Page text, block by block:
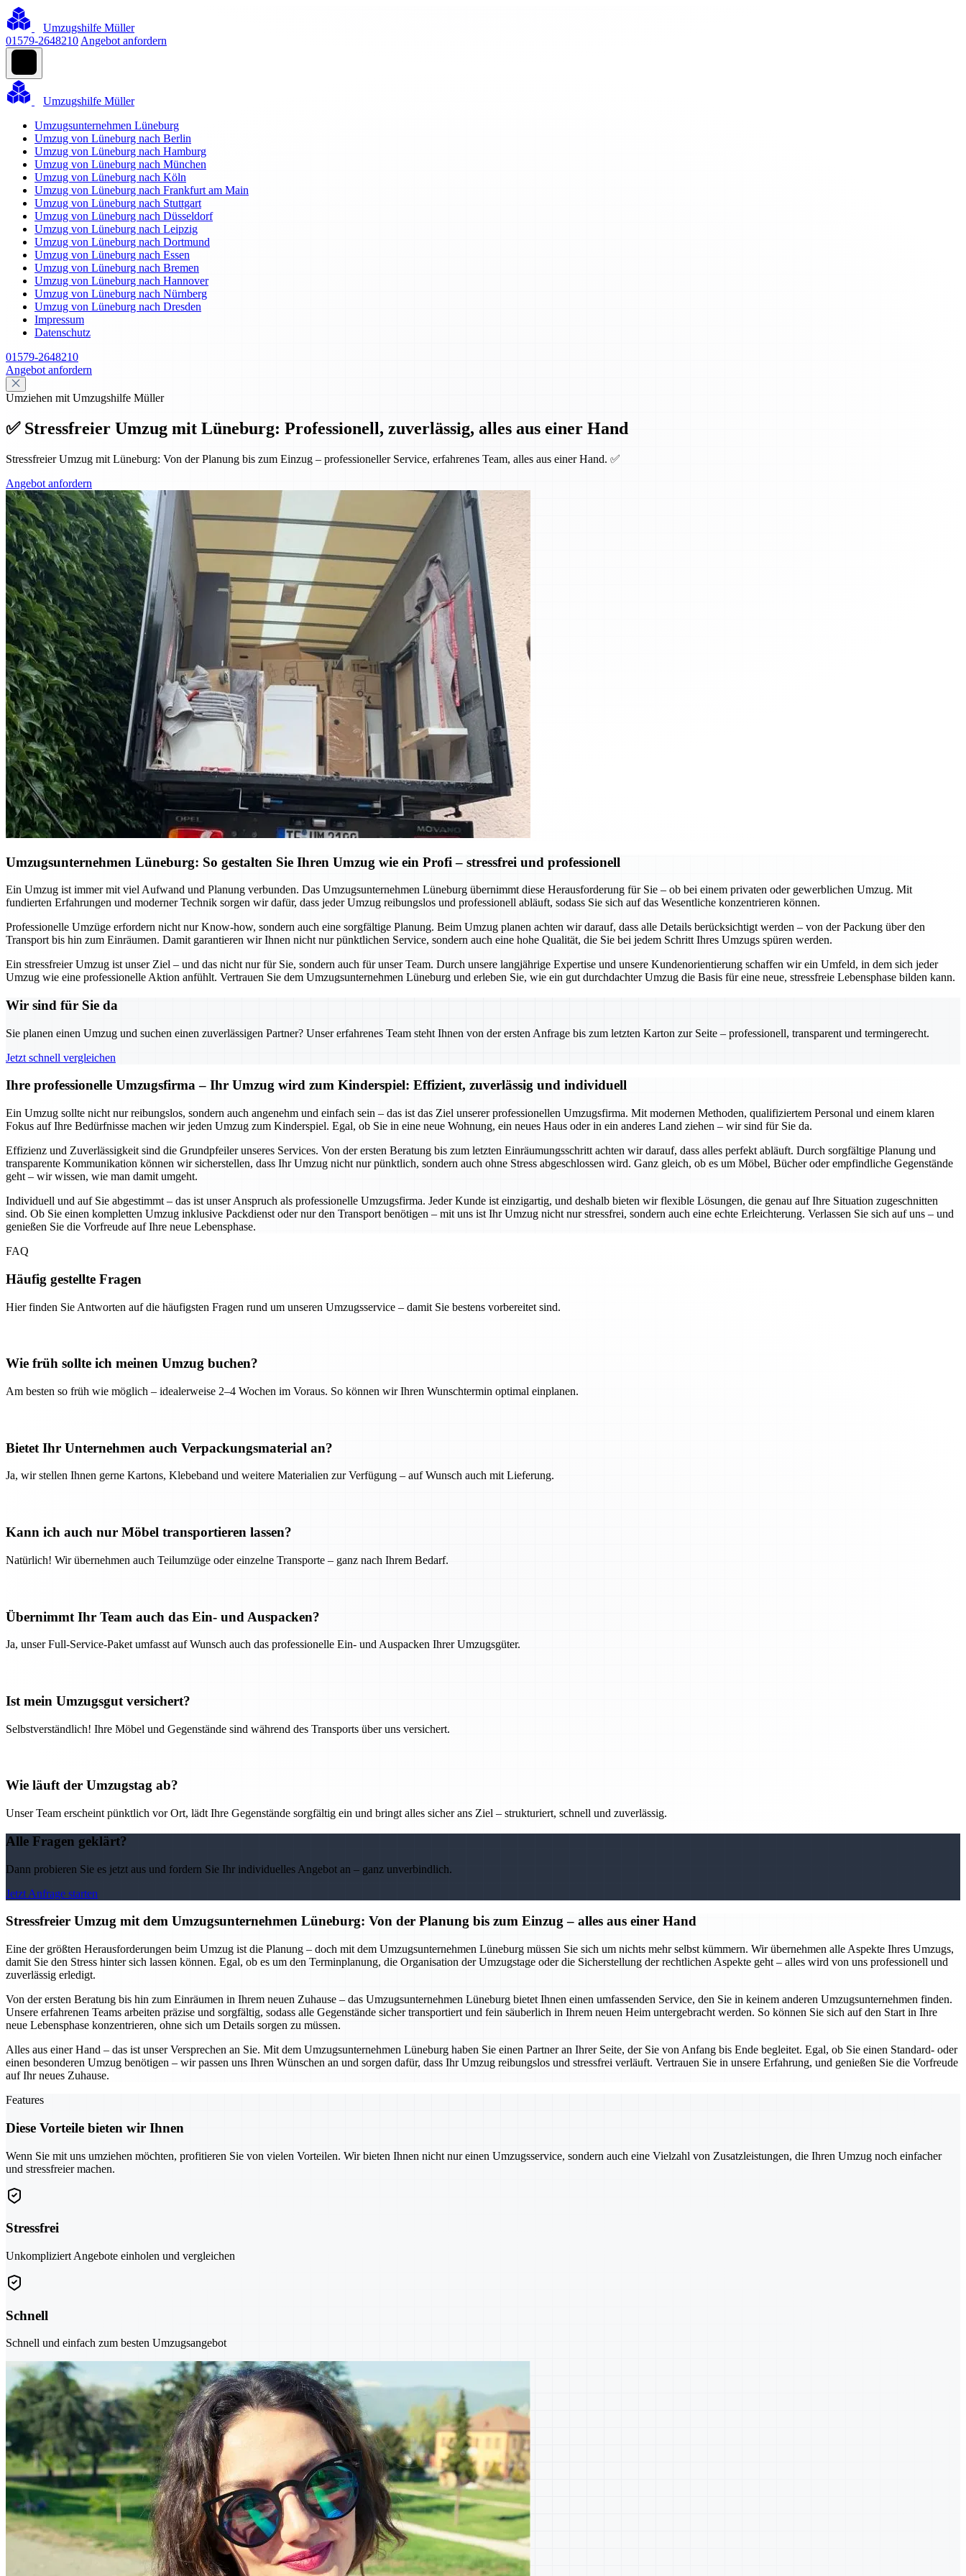
Umzugshilfe Müller
01579-2648210 Angebot anfordern
Umzugshilfe Müller
Umzugsunternehmen Lüneburg
Umzug von Lüneburg nach Berlin
Umzug von Lüneburg nach Hamburg
Umzug von Lüneburg nach München
Umzug von Lüneburg nach Köln
Umzug von Lüneburg nach Frankfurt am Main
Umzug von Lüneburg nach Stuttgart
Umzug von Lüneburg nach Düsseldorf
Umzug von Lüneburg nach Leipzig
Umzug von Lüneburg nach Dortmund
Umzug von Lüneburg nach Essen
Umzug von Lüneburg nach Bremen
Umzug von Lüneburg nach Hannover
Umzug von Lüneburg nach Nürnberg
Umzug von Lüneburg nach Dresden
Impressum
Datenschutz
01579-2648210
Angebot anfordern
Umziehen mit Umzugshilfe Müller
✅ Stressfreier Umzug mit Lüneburg: Professionell, zuverlässig, alles aus einer Hand
Stressfreier Umzug mit Lüneburg: Von der Planung bis zum Einzug – professioneller Service, erfahrenes Team, alles aus einer Hand. ✅
Angebot anfordern
Umzugsunternehmen Lüneburg: So gestalten Sie Ihren Umzug wie ein Profi – stressfrei und professionell
Ein Umzug ist immer mit viel Aufwand und Planung verbunden. Das Umzugsunternehmen Lüneburg übernimmt diese Herausforderung für Sie – ob bei einem privaten oder gewerblichen Umzug. Mit
fundierten Erfahrungen und moderner Technik sorgen wir dafür, dass jeder Umzug reibungslos und professionell abläuft, sodass Sie sich auf das Wesentliche konzentrieren können.
Professionelle Umzüge erfordern nicht nur Know-how, sondern auch eine sorgfältige Planung. Beim Umzug planen achten wir darauf, dass alle Details berücksichtigt werden – von der Packung über den
Transport bis hin zum Einräumen. Damit garantieren wir Ihnen nicht nur pünktlichen Service, sondern auch eine hohe Qualität, die Sie bei jedem Schritt Ihres Umzugs spüren werden.
Ein stressfreier Umzug ist unser Ziel – und das nicht nur für Sie, sondern auch für unser Team. Durch unsere langjährige Expertise und unsere Kundenorientierung schaffen wir ein Umfeld, in dem sich jeder
Umzug wie eine professionelle Aktion anfühlt. Vertrauen Sie dem Umzugsunternehmen Lüneburg und erleben Sie, wie ein gut durchdachter Umzug die Basis für eine neue, stressfreie Lebensphase bilden kann.
Wir sind für Sie da
Sie planen einen Umzug und suchen einen zuverlässigen Partner? Unser erfahrenes Team steht Ihnen von der ersten Anfrage bis zum letzten Karton zur Seite – professionell, transparent und termingerecht.
Jetzt schnell vergleichen
Ihre professionelle Umzugsfirma – Ihr Umzug wird zum Kinderspiel: Effizient, zuverlässig und individuell
Ein Umzug sollte nicht nur reibungslos, sondern auch angenehm und einfach sein – das ist das Ziel unserer professionellen Umzugsfirma. Mit modernen Methoden, qualifiziertem Personal und einem klaren
Fokus auf Ihre Bedürfnisse machen wir jeden Umzug zum Kinderspiel. Egal, ob Sie in eine neue Wohnung, ein neues Haus oder in ein anderes Land ziehen – wir sind für Sie da.
Effizienz und Zuverlässigkeit sind die Grundpfeiler unseres Services. Von der ersten Beratung bis zum letzten Einräumungsschritt achten wir darauf, dass alles perfekt abläuft. Durch sorgfältige Planung und
transparente Kommunikation können wir sicherstellen, dass Ihr Umzug nicht nur pünktlich, sondern auch ohne Stress abgeschlossen wird. Ganz gleich, ob es um Möbel, Bücher oder empfindliche Gegenstände
geht – wir wissen, wie man damit umgeht.
Individuell und auf Sie abgestimmt – das ist unser Anspruch als professionelle Umzugsfirma. Jeder Kunde ist einzigartig, und deshalb bieten wir flexible Lösungen, die genau auf Ihre Situation zugeschnitten
sind. Ob Sie einen kompletten Umzug inklusive Packdienst oder nur den Transport benötigen – mit uns ist Ihr Umzug nicht nur stressfrei, sondern auch eine echte Erleichterung. Verlassen Sie sich auf uns – und
genießen Sie die Vorfreude auf Ihre neue Lebensphase.
FAQ
Häufig gestellte Fragen
Hier finden Sie Antworten auf die häufigsten Fragen rund um unseren Umzugsservice – damit Sie bestens vorbereitet sind.
Wie früh sollte ich meinen Umzug buchen?
Am besten so früh wie möglich – idealerweise 2–4 Wochen im Voraus. So können wir Ihren Wunschtermin optimal einplanen.
Bietet Ihr Unternehmen auch Verpackungsmaterial an?
Ja, wir stellen Ihnen gerne Kartons, Klebeband und weitere Materialien zur Verfügung – auf Wunsch auch mit Lieferung.
Kann ich auch nur Möbel transportieren lassen?
Natürlich! Wir übernehmen auch Teilumzüge oder einzelne Transporte – ganz nach Ihrem Bedarf.
Übernimmt Ihr Team auch das Ein- und Auspacken?
Ja, unser Full-Service-Paket umfasst auf Wunsch auch das professionelle Ein- und Auspacken Ihrer Umzugsgüter.
Ist mein Umzugsgut versichert?
Selbstverständlich! Ihre Möbel und Gegenstände sind während des Transports über uns versichert.
Wie läuft der Umzugstag ab?
Unser Team erscheint pünktlich vor Ort, lädt Ihre Gegenstände sorgfältig ein und bringt alles sicher ans Ziel – strukturiert, schnell und zuverlässig.
Alle Fragen geklärt?
Dann probieren Sie es jetzt aus und fordern Sie Ihr individuelles Angebot an – ganz unverbindlich.
Jetzt Anfrage starten
Stressfreier Umzug mit dem Umzugsunternehmen Lüneburg: Von der Planung bis zum Einzug – alles aus einer Hand
Eine der größten Herausforderungen beim Umzug ist die Planung – doch mit dem Umzugsunternehmen Lüneburg müssen Sie sich um nichts mehr selbst kümmern. Wir übernehmen alle Aspekte Ihres Umzugs,
damit Sie den Stress hinter sich lassen können. Egal, ob es um den Terminplanung, die Organisation der Umzugstage oder die Sicherstellung der rechtlichen Aspekte geht – alles wird von uns professionell und
zuverlässig erledigt.
Von der ersten Beratung bis hin zum Einräumen in Ihrem neuen Zuhause – das Umzugsunternehmen Lüneburg bietet Ihnen einen umfassenden Service, den Sie in keinem anderen Umzugsunternehmen finden.
Unsere erfahrenen Teams arbeiten präzise und sorgfältig, sodass alle Gegenstände sicher transportiert und fein säuberlich in Ihrem neuen Heim untergebracht werden. So können Sie sich auf den Start in Ihre
neue Lebensphase konzentrieren, ohne sich um Details sorgen zu müssen.
Alles aus einer Hand – das ist unser Versprechen an Sie. Mit dem Umzugsunternehmen Lüneburg haben Sie einen Partner an Ihrer Seite, der Sie von Anfang bis Ende begleitet. Egal, ob Sie einen Standard- oder
einen besonderen Umzug benötigen – wir passen uns Ihren Wünschen an und sorgen dafür, dass Ihr Umzug reibungslos und stressfrei verläuft. Vertrauen Sie in unsere Erfahrung, und genießen Sie die Vorfreude
auf Ihr neues Zuhause.
Features
Diese Vorteile bieten wir Ihnen
Wenn Sie mit uns umziehen möchten, profitieren Sie von vielen Vorteilen. Wir bieten Ihnen nicht nur einen Umzugsservice, sondern auch eine Vielzahl von Zusatzleistungen, die Ihren Umzug noch einfacher
und stressfreier machen.
Stressfrei
Unkompliziert Angebote einholen und vergleichen
Schnell
Schnell und einfach zum besten Umzugsangebot